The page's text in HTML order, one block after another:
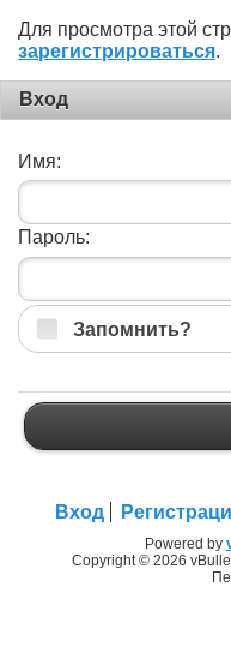
Для просмотра этой
зарегистрироваться.
Вход
Имя:
Пароль:
Запомнить?
Вход
Powered by
Copyright © 2026